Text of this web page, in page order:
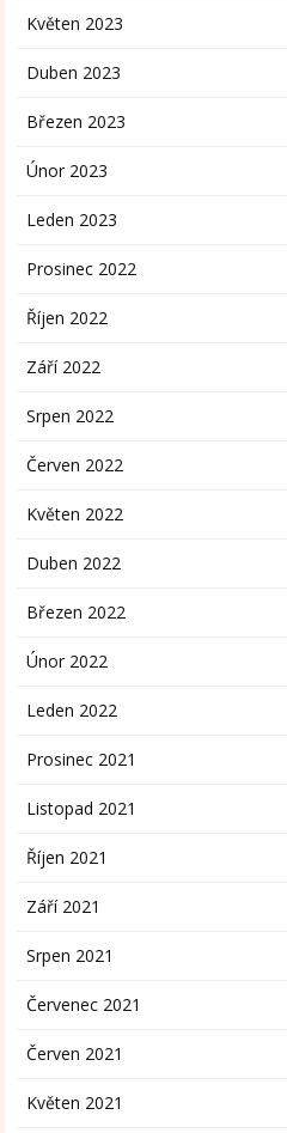
Květen 2023
Duben 2023
Březen 2023
Únor 2023
Leden 2023
Prosinec 2022
Říjen 2022
Září 2022
Srpen 2022
Červen 2022
Květen 2022
Duben 2022
Březen 2022
Únor 2022
Leden 2022
Prosinec 2021
Listopad 2021
Říjen 2021
Září 2021
Srpen 2021
Červenec 2021
Červen 2021
Květen 2021